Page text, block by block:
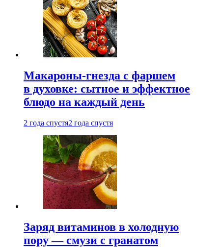
Макароны-гнезда с фаршем
в духовке: сытное и эффектное
блюдо на каждый день
2 года спустя2 года спустя
Заряд витаминов в холодную
пору — смузи с гранатом